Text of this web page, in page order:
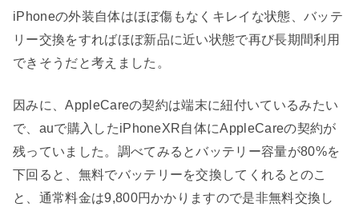
iPhoneの外装自体はほぼ傷もなくキレイな状態、バッテ
リー交換をすればほぼ新品に近い状態で再び長期間利用
できそうだと考えました。
因みに、AppleCareの契約は端末に紐付いているみたい
で、auで購入したiPhoneXR自体にAppleCareの契約が
残っていました。調べてみるとバッテリー容量が80%を
下回ると、無料でバッテリーを交換してくれるとのこ
と、通常料金は9,800円かかりますので是非無料交換し